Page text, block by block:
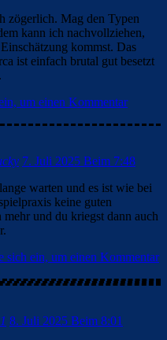
zögerlich. Mag den Typen
kann ich nachvollziehen,
kommst. Das
ist einfach brutal gut besetzt
um einen Kommentar
7. Juli 2025 Beim 7:48
warten und es ist wie bei
keine guten
mehr und du kriegst dann auch
sich ein, um einen Kommentar
8. Juli 2025 Beim 8:01